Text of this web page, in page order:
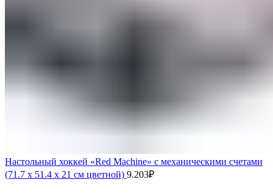
Настольный хоккей «Red Machine» с механическими счетами
(71.7 x 51.4 x 21 см цветной) 9.203₽